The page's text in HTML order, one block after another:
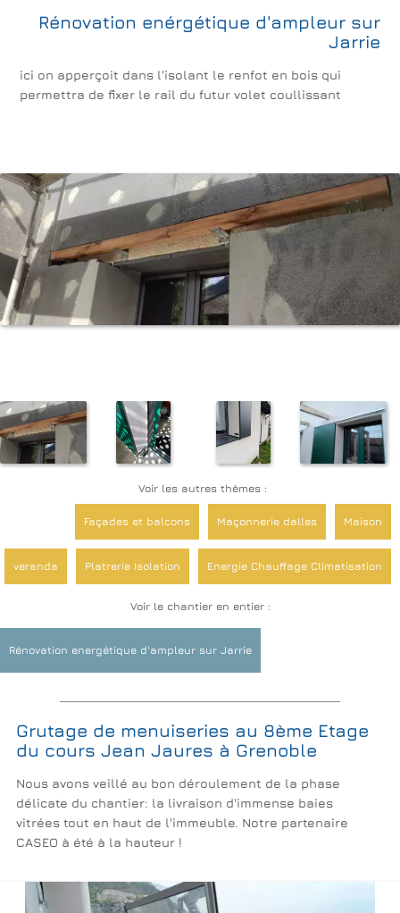
Création de logements meublés
Voir le chantier en entier :
Rénovation energétique d'ampleur sur Jarrie
Voir les autres thèmes :
Maison
Maçonnerie dalles
Façades et balcons
Energie Chauffage Climatisation
Platrerie Isolation
veranda
Rénovation enérgétique d'ampleur sur
Jarrie
ici on apperçoit dans l'isolant le renfot en bois qui
permettra de fixer le rail du futur volet coullissant
Grutage de menuiseries au 8ème Etage
du cours Jean Jaures à Grenoble
Nous avons veillé au bon déroulement de la phase
délicate du chantier: la livraison d'immense baies
vitrées tout en haut de l'immeuble. Notre partenaire
CASEO à été à la hauteur !